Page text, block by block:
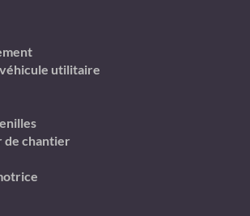
utilitaire
de chantier